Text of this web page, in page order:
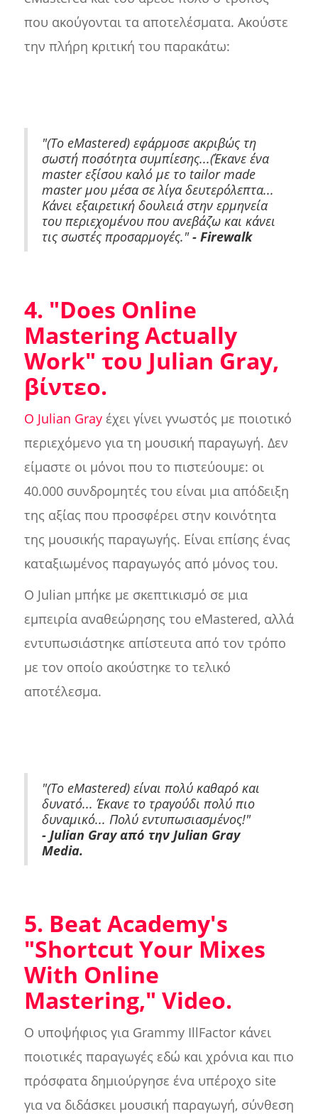
που ακούγονται τα αποτελέσματα. Ακούστε
την πλήρη κριτική του παρακάτω:
"(Το eMastered) εφάρμοσε ακριβώς τη
σωστή ποσότητα συμπίεσης...(Έκανε ένα
master εξίσου καλό με το tailor made
master μου μέσα σε λίγα δευτερόλεπτα...
Κάνει εξαιρετική δουλειά στην ερμηνεία
του περιεχομένου που ανεβάζω και κάνει
τις σωστές προσαρμογές." - Firewalk
4. "Does Online
Mastering Actually
Work" του Julian Gray,
βίντεο.
Ο Julian Grayέχει γίνει γνωστός με ποιοτικό
περιεχόμενο για τη μουσική παραγωγή. Δεν
είμαστε οι μόνοι που το πιστεύουμε: οι
40.000 συνδρομητές του είναι μια απόδειξη
της αξίας που προσφέρει στην κοινότητα
της μουσικής παραγωγής. Είναι επίσης ένας
καταξιωμένος παραγωγός από μόνος του.
Ο Julian μπήκε με σκεπτικισμό σε μια
εμπειρία αναθεώρησης του eMastered, αλλά
εντυπωσιάστηκε απίστευτα από τον τρόπο
με τον οποίο ακούστηκε το τελικό
αποτέλεσμα.
"(Το eMastered) είναι πολύ καθαρό και
δυνατό... Έκανε το τραγούδι πολύ πιο
δυναμικό... Πολύ εντυπωσιασμένος!"
- Julian Gray από την Julian Gray
Media.
5. Beat Academy's
"Shortcut Your Mixes
With Online
Mastering," Video.
Ο υποψήφιος για Grammy IllFactor κάνει
ποιοτικές παραγωγές εδώ και χρόνια και πιο
πρόσφατα δημιούργησε ένα υπέροχο site
για να διδάσκει μουσική παραγωγή, σύνθεση